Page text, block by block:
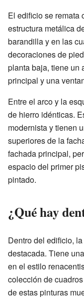
El edificio se remata
estructura metálica
barandilla y en las
decoraciones de
planta baja, tiene un
principal y una
Entre el arco y la
de hierro idénticas.
modernista y tienen
superiores de la
fachada principal,
espacio del primer
pintado.
¿Qué hay
Dentro del edificio,
destacada. Tiene
en el estilo
colección de
de estas pinturas